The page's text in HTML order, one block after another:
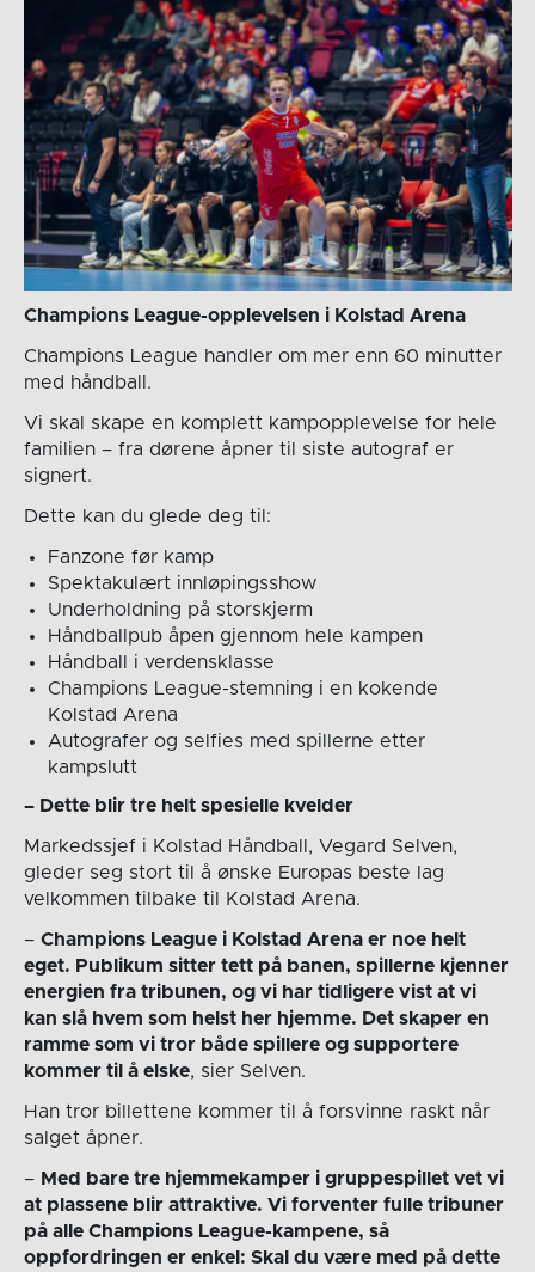
Champions League-opplevelsen i Kolstad Arena
Champions League handler om mer enn 60 minutter
med håndball.
Vi skal skape en komplett kampopplevelse for hele
familien – fra dørene åpner til siste autograf er
signert.
Dette kan du glede deg til:
Fanzone før kamp
Spektakulært innløpingsshow
Underholdning på storskjerm
Håndballpub åpen gjennom hele kampen
Håndball i verdensklasse
Champions League-stemning i en kokende
Kolstad Arena
Autografer og selfies med spillerne etter
kampslutt
– Dette blir tre helt spesielle kvelder
Markedssjef i Kolstad Håndball, Vegard Selven,
gleder seg stort til å ønske Europas beste lag
velkommen tilbake til Kolstad Arena.
– Champions League i Kolstad Arena er noe helt
eget. Publikum sitter tett på banen, spillerne kjenner
energien fra tribunen, og vi har tidligere vist at vi
kan slå hvem som helst her hjemme. Det skaper en
ramme som vi tror både spillere og supportere
kommer til å elske, sier Selven.
Han tror billettene kommer til å forsvinne raskt når
salget åpner.
– Med bare tre hjemmekamper i gruppespillet vet vi
at plassene blir attraktive. Vi forventer fulle tribuner
på alle Champions League-kampene, så
oppfordringen er enkel: Skal du være med på dette